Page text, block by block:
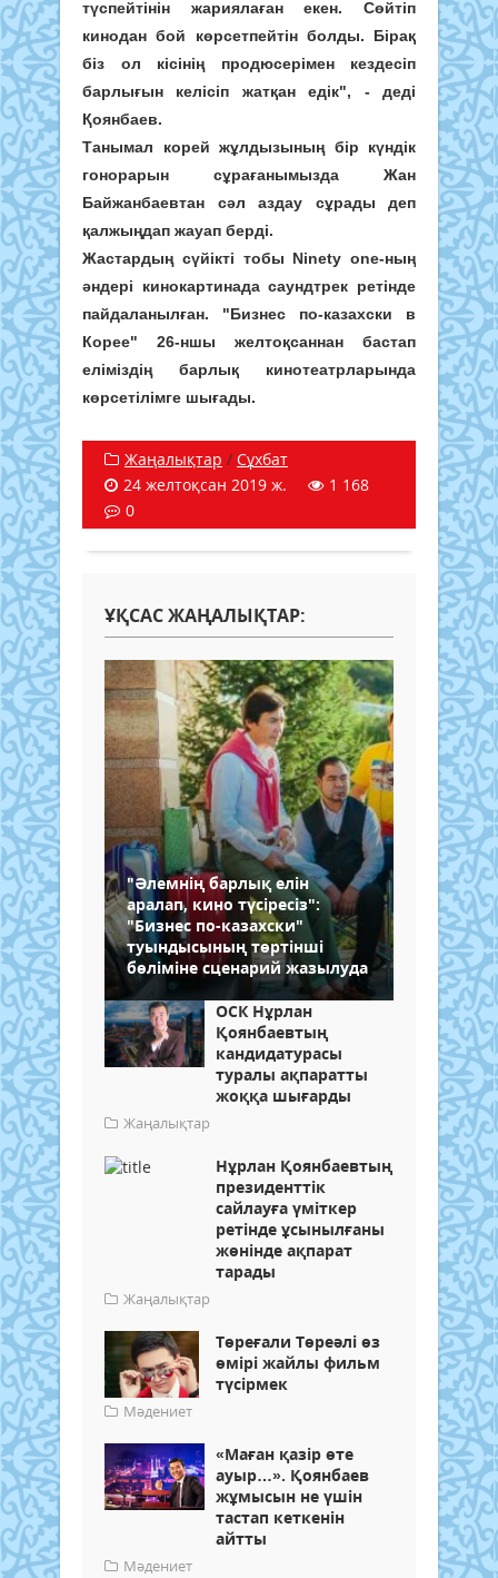
түспейтінін жариялаған екен. Сөйтіп
кинодан бой көрсетпейтін болды. Бірақ
біз ол кісінің продюсерімен кездесіп
барлығын келісіп жатқан едік", - деді
Қоянбаев.
Танымал корей жұлдызының бір күндік
гонорарын сұрағанымызда Жан
Байжанбаевтан сәл аздау сұрады деп
қалжыңдап жауап берді.
Жастардың сүйікті тобы Ninety one-ның
әндері кинокартинада саундтрек ретінде
пайдаланылған. "Бизнес по-казахски в
Корее" 26-ншы желтоқсаннан бастап
еліміздің барлық кинотеатрларында
көрсетілімге шығады.
Жаңалықтар / Сұхбат
24 желтоқсан 2019 ж.
1 168
0
ҰҚСАС ЖАҢАЛЫҚТАР:
"Әлемнің барлық елін
аралап, кино түсіресіз":
"Бизнес по-казахски"
туындысының төртінші
бөліміне сценарий жазылуда
ОСК Нұрлан
Қоянбаевтың
кандидатурасы
туралы ақпаратты
жоққа шығарды
Жаңалықтар
Нұрлан Қоянбаевтың
президенттік
сайлауға үміткер
ретінде ұсынылғаны
жөнінде ақпарат
тарады
Жаңалықтар
Төреғали Төреәлі өз
өмірі жайлы фильм
түсірмек
Мәдениет
«Маған қазір өте
ауыр…». Қоянбаев
жұмысын не үшін
тастап кеткенін
айтты
Мәдениет